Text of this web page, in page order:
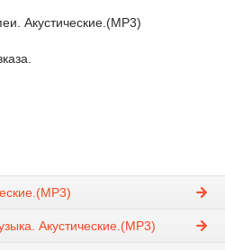
Акустические.(MP3)
Акустические.(MP3)